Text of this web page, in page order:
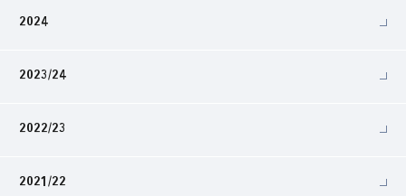
2024
2023/24
2022/23
2021/22